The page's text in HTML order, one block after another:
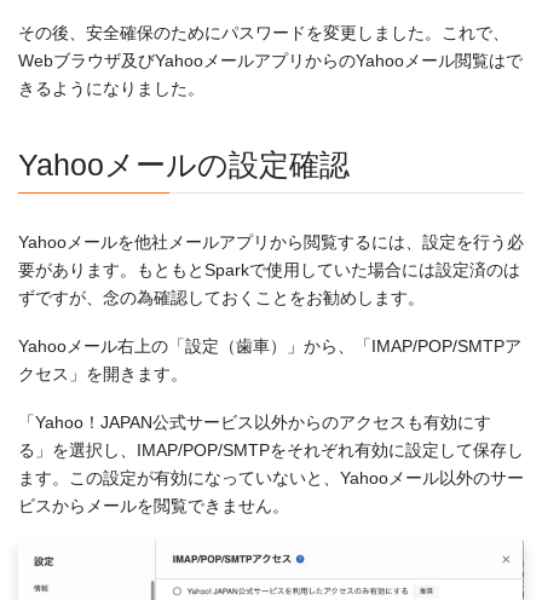
その後、安全確保のためにパスワードを変更しました。これで、
Webブラウザ及びYahooメールアプリからのYahooメール閲覧はで
きるようになりました。
Yahooメールの設定確認
Yahooメールを他社メールアプリから閲覧するには、設定を行う必
要があります。もともとSparkで使用していた場合には設定済のは
ずですが、念の為確認しておくことをお勧めします。
Yahooメール右上の「設定（歯車）」から、「IMAP/POP/SMTPア
クセス」を開きます。
「Yahoo！JAPAN公式サービス以外からのアクセスも有効にす
る」を選択し、IMAP/POP/SMTPをそれぞれ有効に設定して保存し
ます。この設定が有効になっていないと、Yahooメール以外のサー
ビスからメールを閲覧できません。